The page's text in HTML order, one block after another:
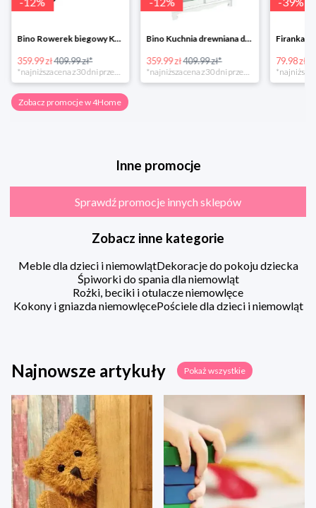
Bino Rowerek biegowy Krecik
359.99 zł409.99 zł*
*najniższa cena z 30 dni przed obniżką
Bino Kuchnia drewniana dla dzieci Provence
359.99 zł409.99 zł* 79.98 zł
Zobacz promocje w 4Home
Inne promocje
Sprawdź promocje innych sklepów
Zobacz inne kategorie
Meble dla dzieci i niemowlątDekoracje do pokoju dziecka
Śpiworki do spania dla niemowląt
Rożki, beciki i otulacze niemowlęce
Kokony i gniazda niemowlęcePościele dla dzieci i niemowląt
Najnowsze artykuły Pokaż wszystkie